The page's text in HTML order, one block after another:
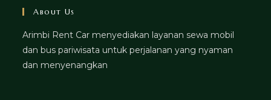
About Us
Arimbi Rent Car menyediakan layanan sewa mobil
dan bus pariwisata untuk perjalanan yang nyaman
dan menyenangkan